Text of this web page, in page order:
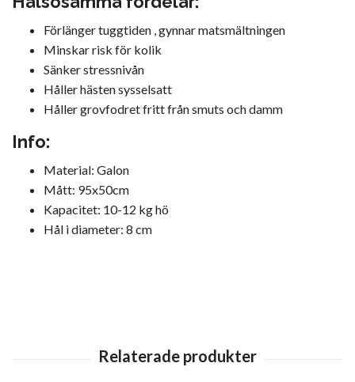
Förlänger tuggtiden , gynnar matsmältningen
Minskar risk för kolik
Sänker stressnivån
Håller hästen sysselsatt
Håller grovfodret fritt från smuts och damm
Info:
Material: Galon
Mått: 95x50cm
Kapacitet: 10-12 kg hö
Hål i diameter: 8 cm